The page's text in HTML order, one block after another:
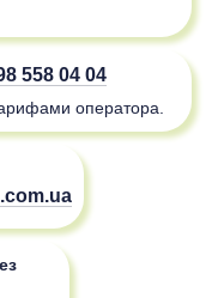
558 04 04
оператора.